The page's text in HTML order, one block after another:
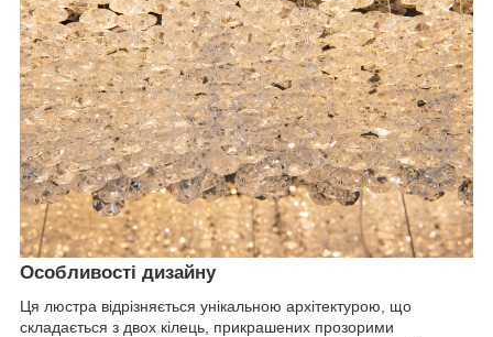
Особливості дизайну
Ця люстра відрізняється унікальною архітектурою, що
складається з двох кілець, прикрашених прозорими